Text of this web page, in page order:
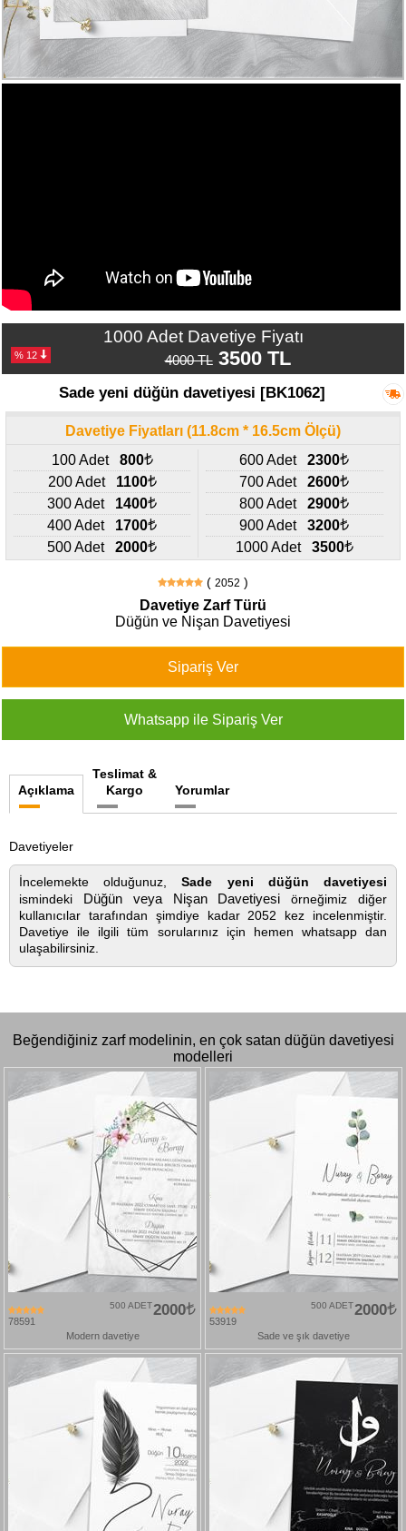
Gerçek
Müşteri
Yorumları
Yeni
0533
29
1000 Adet Davetiye Fiyatı
% 12 4000 TL3500 TL
Sade yeni düğün davetiyesi [BK1062]
Davetiye Fiyatları (11.8cm * 16.5cm Ölçü)
100 Adet
800
200 Adet
1100
300 Adet
1400
400 Adet
1700
500 Adet
2000
600 Adet
2300
700 Adet
2600
800 Adet
2900
900 Adet
3200
1000 Adet
3500
( 2052 )
Davetiye Zarf Türü
Düğün ve Nişan Davetiyesi
Açıklama
Teslimat &
Kargo
Yorumlar
Davetiyeler
İncelemekte olduğunuz,Sade yeni düğün davetiyesi
ismindeki Düğün veya Nişan Davetiyesi örneğimiz diğer
kullanıcılar tarafından şimdiye kadar 2052 kez incelenmiştir.
Davetiye ile ilgili tüm sorularınız için hemen whatsapp dan
ulaşabilirsiniz.
Beğendiğiniz zarf modelinin, en çok satan düğün davetiyesi
modelleri
78591
2000
500 ADET
Modern davetiye
53919
2000
500 ADET
Sade ve şık davetiye